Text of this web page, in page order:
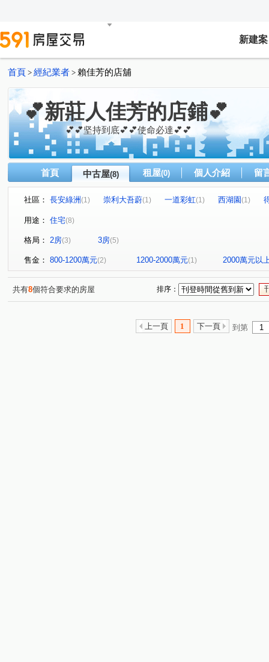
新建案
首頁 > 經紀業者 > 賴佳芳的店舖
💕新莊人佳芳的店鋪💕
💕💕坚持到底💕💕使命必達💕💕
首頁 中古屋(8) 租屋(0) 個人介紹 留
社區： 長安綠洲(1) 崇利大吾蔚(1) 一道彩虹(1) 西湖園(1)
禾蓮心家園
用途： 住宅(8)
格局： 2房(3) 3房(5)
售金： 800-1200萬元(2) 1200-2000萬元(1) 2000萬元以
共有8個符合要求的房屋 排序：
上一頁 1 下一頁 到第